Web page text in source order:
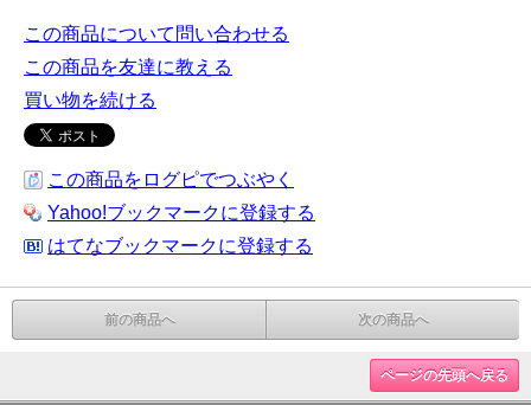
この商品について問い合わせる
この商品を友達に教える
買い物を続ける
この商品をログピでつぶやく
Yahoo!ブックマークに登録する
はてなブックマークに登録する
前の商品へ 次の商品へ
ページの先頭へ戻る